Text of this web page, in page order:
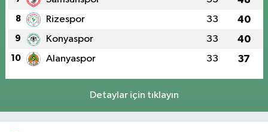
8 Rizespor 33 40
9 Konyaspor 33 40
10 Alanyaspor 33 37
Detaylar için tıklayın